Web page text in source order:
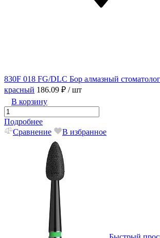
830F 018 FG/DLC Бор алмазный
красный 186.09 ₽ / шт
В корзину
Подробнее
Сравнение
В избранное